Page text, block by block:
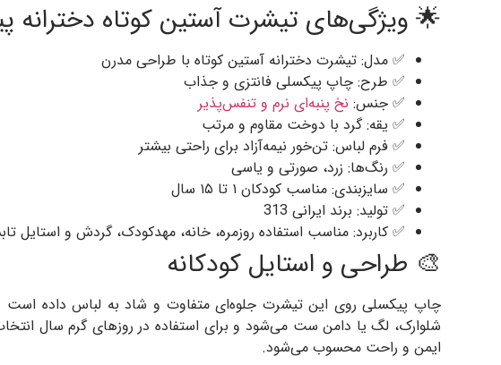
🌟 ویژگی‌های تیشرت آستین کوتاه دخترانه
✅ مدل: تیشرت دخترانه آستین کوتاه با طراحی مدرن
✅ طرح: چاپ پیکسلی فانتزی و جذاب
✅ جنس: نخ پنبه‌ای نرم و تنفس‌پذیر
✅ یقه: گرد با دوخت مقاوم و مرتب
✅ فرم لباس: تن‌خور نیمه‌آزاد برای راحتی بیشتر
✅ رنگ‌ها: زرد، صورتی و یاسی
✅ سایزبندی: مناسب کودکان ۱ تا ۱۵ سال
✅ تولید: برند ایرانی 313
✅ کاربرد: مناسب استفاده روزمره، خانه، مهدکودک، گردش و استایل
🎨 طراحی و استایل کودکانه
چاپ پیکسلی روی این تیشرت جلوه‌ای متفاوت و شاد به لباس داده است
شلوارک، لگ یا دامن ست می‌شود و برای استفاده در روزهای گرم سال
ایمن و راحت محسوب می‌شود.